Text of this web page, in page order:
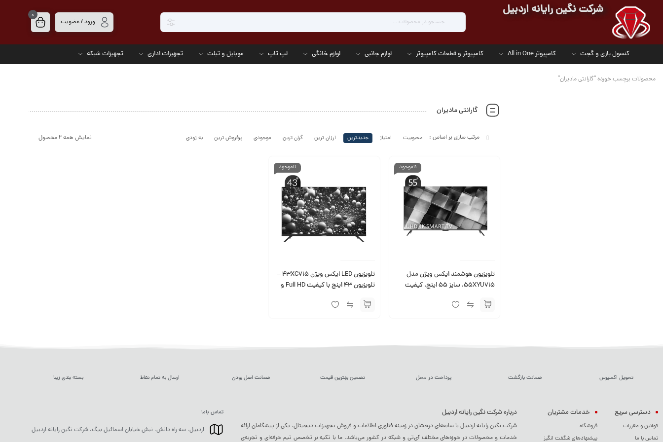
شرکت نگین رایانه اردبیل
ورود / عضویت
0
کنسول بازی و گجت کامپیوتر All in One کامپیوتر و قطعات کامپیوتر لوازم جانبی لوازم خانگی لپ تاپ موبایل و تبلت تجهیزات اداری تجهیزات شبکه
محصولات برچسب خورده “گارانتی مادیران”
گارانتی مادیران
نمایش همه 2 محصول محبوبیت امتیاز جدیدترین ارزان ترین گران ترین موجودی پرفروش ترین به زودی
ناموجود
تلویزیون هوشمند ایکس ویژن مدل
55XYU715، سایز ۵۵ اینچ، کیفیت
ناموجود
تلویزیون LED ایکس ویژن 43XC715 –
تلویزیون 43 اینچ با کیفیت Full HD و
تحویل اکسپرس ضمانت بازگشت پرداخت در محل تضمین بهترین قیمت ضمانت اصل بودن ارسال به تمام نقاط بسته بندی زیبا
دسترسی سریع
قوانین و مقررات
تماس با ما
خدمات مشتریان
فروشگاه
پیشنهادهای شگفت انگیز
درباره شرکت نگین رایانه اردبیل
شرکت نگین رایانه اردبیل با سابقه‌ای درخشان در زمینه فناوری اطلاعات و فروش تجهیزات دیجیتال، یکی از پیشگامان ارائه
خدمات و محصولات در حوزه‌های مختلف آی‌تی و شبکه در کشور می‌باشد. ما با تکیه بر تخصص تیم حرفه‌ای و تجربه‌ی
تماس باما
اردبیل، سه راه دانش، نبش خیابان اسمائیل بیگ، شرکت نگین رایانه اردبیل